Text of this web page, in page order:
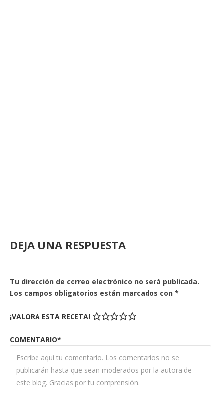
DEJA UNA RESPUESTA
Tu dirección de correo electrónico no será publicada.
Los campos obligatorios están marcados con *
¡VALORA ESTA RECETA!
COMENTARIO*